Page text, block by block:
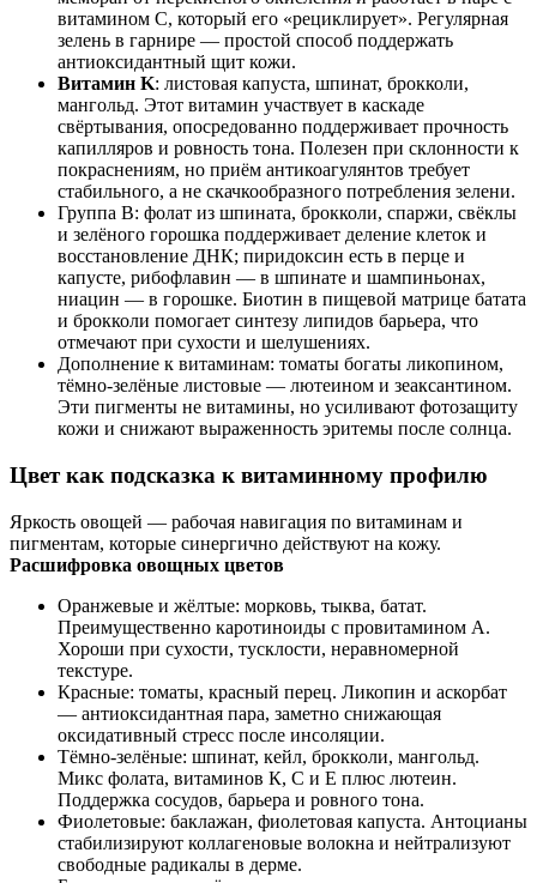
витамином С, который его «рециклирует». Регулярная
зелень в гарнире — простой способ поддержать
антиоксидантный щит кожи.
Витамин K: листовая капуста, шпинат, брокколи,
мангольд. Этот витамин участвует в каскаде
свёртывания, опосредованно поддерживает прочность
капилляров и ровность тона. Полезен при склонности к
покраснениям, но приём антикоагулянтов требует
стабильного, а не скачкообразного потребления зелени.
Группа B: фолат из шпината, брокколи, спаржи, свёклы
и зелёного горошка поддерживает деление клеток и
восстановление ДНК; пиридоксин есть в перце и
капусте, рибофлавин — в шпинате и шампиньонах,
ниацин — в горошке. Биотин в пищевой матрице батата
и брокколи помогает синтезу липидов барьера, что
отмечают при сухости и шелушениях.
Дополнение к витаминам: томаты богаты ликопином,
тёмно-зелёные листовые — лютеином и зеаксантином.
Эти пигменты не витамины, но усиливают фотозащиту
кожи и снижают выраженность эритемы после солнца.
Цвет как подсказка к витаминному профилю
Яркость овощей — рабочая навигация по витаминам и
пигментам, которые синергично действуют на кожу.
Расшифровка овощных цветов
Оранжевые и жёлтые: морковь, тыква, батат.
Преимущественно каротиноиды с провитамином А.
Хороши при сухости, тусклости, неравномерной
текстуре.
Красные: томаты, красный перец. Ликопин и аскорбат
— антиоксидантная пара, заметно снижающая
оксидативный стресс после инсоляции.
Тёмно-зелёные: шпинат, кейл, брокколи, мангольд.
Микс фолата, витаминов К, С и Е плюс лютеин.
Поддержка сосудов, барьера и ровного тона.
Фиолетовые: баклажан, фиолетовая капуста. Антоцианы
стабилизируют коллагеновые волокна и нейтрализуют
свободные радикалы в дерме.